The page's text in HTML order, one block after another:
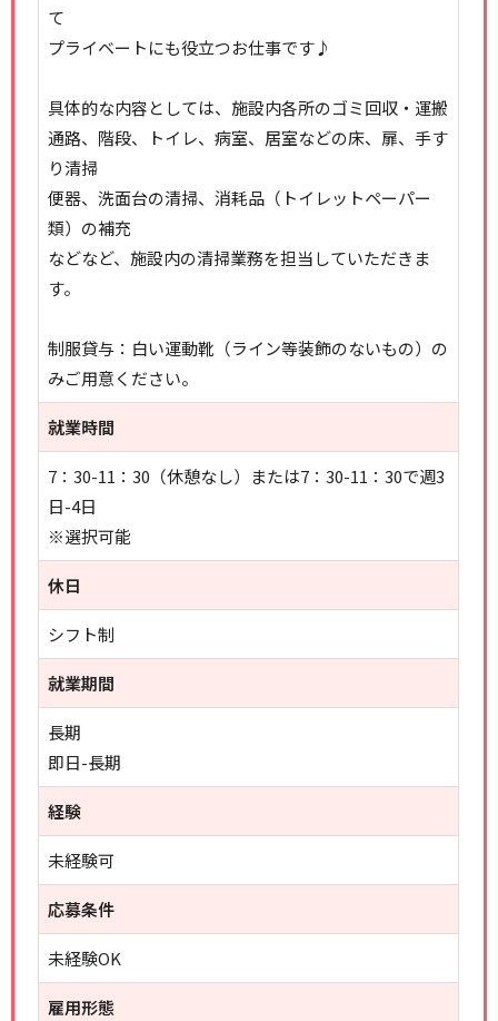
て
プライベートにも役立つお仕事です♪
具体的な内容としては、施設内各所のゴミ回収・運搬
通路、階段、トイレ、病室、居室などの床、扉、手す
り清掃
便器、洗面台の清掃、消耗品（トイレットペーパー
類）の補充
などなど、施設内の清掃業務を担当していただきま
す。
制服貸与：白い運動靴（ライン等装飾のないもの）の
みご用意ください。
就業時間
7：30-11：30（休憩なし）または7：30-11：30で週3
日-4日
※選択可能
休日
シフト制
就業期間
長期
即日-長期
経験
未経験可
応募条件
未経験OK
雇用形態